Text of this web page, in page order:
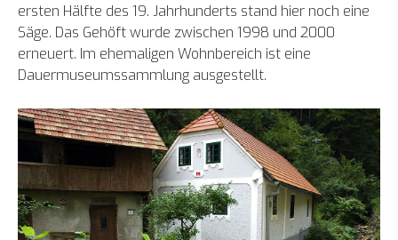
ersten Hälfte des 19. Jahrhunderts stand hier noch eine
Säge. Das Gehöft wurde zwischen 1998 und 2000
erneuert. Im ehemaligen Wohnbereich ist eine
Dauermuseumssammlung ausgestellt.